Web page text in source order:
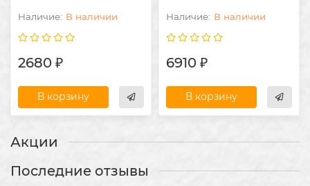
В наличии
2680 ₽
В корзину
В наличии
6910 ₽
В корзину
Акции
Последние отзывы